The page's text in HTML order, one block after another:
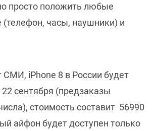
просто положить любые
(телефон, часы, наушники) и
iPhone 8 в России будет
22 сентября (предзаказы
стоимость составит 56990
айфон будет доступен только